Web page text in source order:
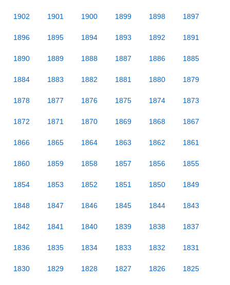
1902 1901 1900 1899 1898 1897
1896 1895 1894 1893 1892 1891
1890 1889 1888 1887 1886 1885
1884 1883 1882 1881 1880 1879
1878 1877 1876 1875 1874 1873
1872 1871 1870 1869 1868 1867
1866 1865 1864 1863 1862 1861
1860 1859 1858 1857 1856 1855
1854 1853 1852 1851 1850 1849
1848 1847 1846 1845 1844 1843
1842 1841 1840 1839 1838 1837
1836 1835 1834 1833 1832 1831
1830 1829 1828 1827 1826 1825